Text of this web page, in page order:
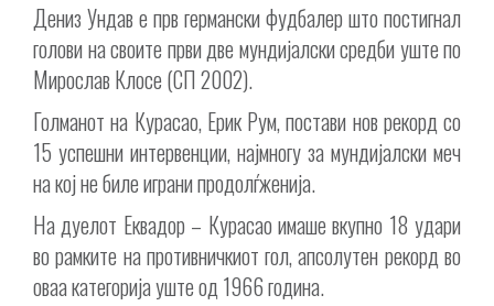
Дениз Ундав е прв германски фудбалер што постигнал
голови на своите први две мундијалски средби уште по
Мирослав Клосе (СП 2002).
Голманот на Курасао, Ерик Рум, постави нов рекорд со
15 успешни интервенции, најмногу за мундијалски меч
на кој не биле играни продолѓженија.
На дуелот Еквадор – Курасао имаше вкупно 18 удари
во рамките на противничкиот гол, апсолутен рекорд во
оваа категорија уште од 1966 година.